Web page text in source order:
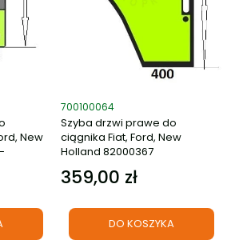
New
Kod produktu
700100064
Szyba drzwi prawe do
ciągnika Fiat, Ford, New
Holland 82000367
Cena
359,00 zł
DO KOSZYKA